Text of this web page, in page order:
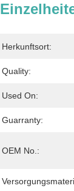
Herkunftsort:
Quality:
Used On:
Guarranty:
OEM No.: